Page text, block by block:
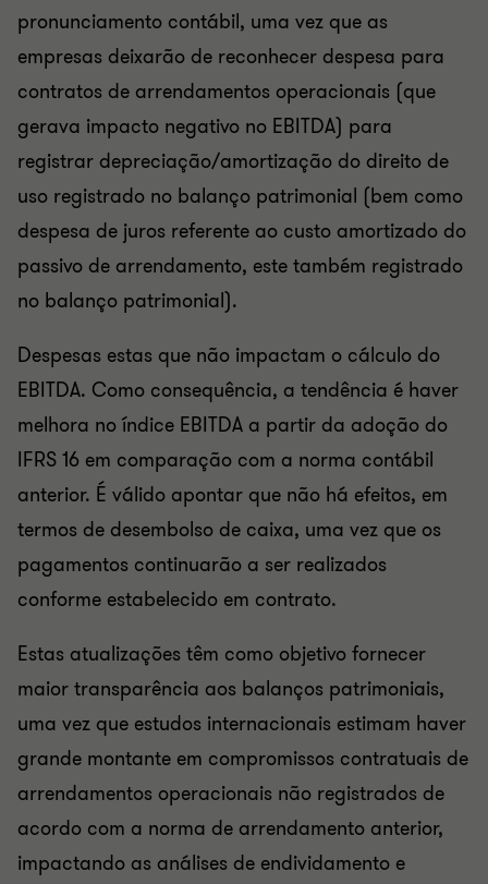
pronunciamento contábil, uma vez que as
empresas deixarão de reconhecer despesa para
contratos de arrendamentos operacionais (que
gerava impacto negativo no EBITDA) para
registrar depreciação/amortização do direito de
uso registrado no balanço patrimonial (bem como
despesa de juros referente ao custo amortizado do
passivo de arrendamento, este também registrado
no balanço patrimonial).
Despesas estas que não impactam o cálculo do
EBITDA. Como consequência, a tendência é haver
melhora no índice EBITDA a partir da adoção do
IFRS 16 em comparação com a norma contábil
anterior. É válido apontar que não há efeitos, em
termos de desembolso de caixa, uma vez que os
pagamentos continuarão a ser realizados
conforme estabelecido em contrato.
Estas atualizações têm como objetivo fornecer
maior transparência aos balanços patrimoniais,
uma vez que estudos internacionais estimam haver
grande montante em compromissos contratuais de
arrendamentos operacionais não registrados de
acordo com a norma de arrendamento anterior,
impactando as análises de endividamento e